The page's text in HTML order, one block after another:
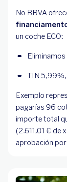
No BBVA
un coche ECO:
TIN 5,99%,
Exemplo
pagarías 96
importe total
(2.611,01 € de
aprobación